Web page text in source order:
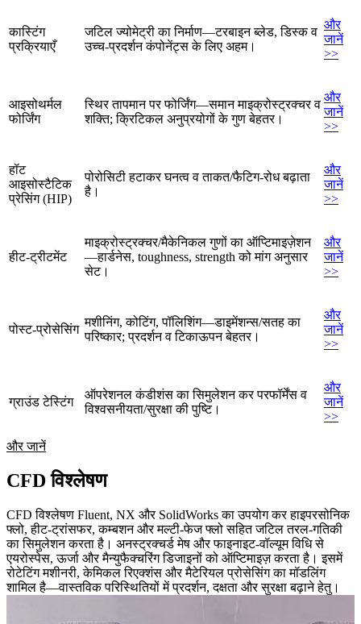
कास्टिंग
प्रक्रियाएँ
जटिल ज्योमेट्री का निर्माण—टरबाइन ब्लेड, डिस्क व
उच्च-प्रदर्शन कंपोनेंट्स के लिए अहम।
और
जानें
>>
आइसोथर्मल
फोर्जिंग
स्थिर तापमान पर फोर्जिंग—समान माइक्रोस्ट्रक्चर व
शक्ति; क्रिटिकल अनुप्रयोगों के गुण बेहतर।
और
जानें
>>
हॉट
आइसोस्टैटिक
प्रेसिंग (HIP)
पोरोसिटी हटाकर घनत्व व ताकत/फैटिग-रोध बढ़ाता
है।
और
जानें
>>
हीट-ट्रीटमेंट
माइक्रोस्ट्रक्चर/मैकेनिकल गुणों का ऑप्टिमाइज़ेशन
—हार्डनेस, toughness, strength को मांग अनुसार
सेट।
और
जानें
>>
पोस्ट-प्रोसेसिंग
मशीनिंग, कोटिंग, पॉलिशिंग—डाइमेंशन्स/सतह का
परिष्कार; प्रदर्शन व टिकाऊपन बेहतर।
और
जानें
>>
ग्राउंड टेस्टिंग
ऑपरेशनल कंडीशंस का सिमुलेशन कर परफॉर्मेंस व
विश्वसनीयता/सुरक्षा की पुष्टि।
और
जानें
>>
और जानें
CFD विश्लेषण
CFD विश्लेषण Fluent, NX और SolidWorks का उपयोग कर हाइपरसोनिक
फ्लो, हीट-ट्रांसफर, कम्बशन और मल्टी-फेज फ्लो सहित जटिल तरल-गतिकी
का सिमुलेशन करता है। अनस्ट्रक्चर्ड मेष और फाइनाइट-वॉल्यूम विधि से
एयरोस्पेस, ऊर्जा और मैन्युफैक्चरिंग डिजाइनों को ऑप्टिमाइज़ करता है। इसमें
रोटेटिंग मशीनरी, केमिकल रिएक्शंस और मैटेरियल प्रोसेसिंग का मॉडलिंग
शामिल है—वास्तविक परिस्थितियों में प्रदर्शन, दक्षता और सुरक्षा बढ़ाने हेतु।